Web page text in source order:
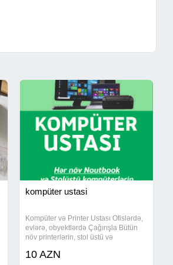
kompüter ustasi
Kompüter və Printer Ustası Ofislərdə,
evlərə, obyektlərdə Çağırışla Bütün
növ printerlərin, stol üstü və
deyişdirilməsi və proqramlaşdırılması
10 AZN